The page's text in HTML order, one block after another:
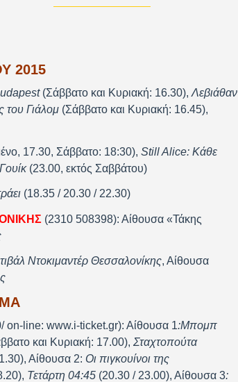
2015
(Σάββατο και Κυριακή: 16.30), Λεβιάθαν
του Γιάλομ (Σάββατο και Κυριακή: 16.45),
17.30, Σάββατο: 18:30), Still Alice: Κάθε
(23.00, εκτός Σαββάτου)
(18.35 / 20.30 / 22.30)
(2310 508398): Αίθουσα «Τάκης
Ντοκιμαντέρ Θεσσαλονίκης, Αίθουσα
on-line: www.i-ticket.gr): Αίθουσα 1:Μπομπ
και Κυριακή: 17.00), Σταχτοπούτα
Αίθουσα 2: Οι πιγκουίνοι της
Τετάρτη 04:45 (20.30 / 23.00), Αίθουσα 3: